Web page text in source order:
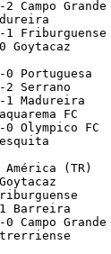
Campo Grande
1 Friburguense
Goytacaz
0 Portuguesa
2 Serrano
Madureira
FC
Olympico FC
(TR)
1 Barreira
Campo Grande